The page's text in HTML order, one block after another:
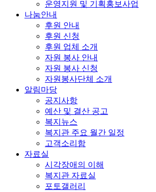
운영지원 및 기획홍보사업
나눔안내
후원 안내
후원 신청
후원 업체 소개
자원 봉사 안내
자원 봉사 신청
자원봉사단체 소개
알림마당
공지사항
예산 및 결산 공고
복지뉴스
복지관 주요 월간 일정
고객소리함
자료실
시각장애의 이해
복지관 자료실
포토갤러리